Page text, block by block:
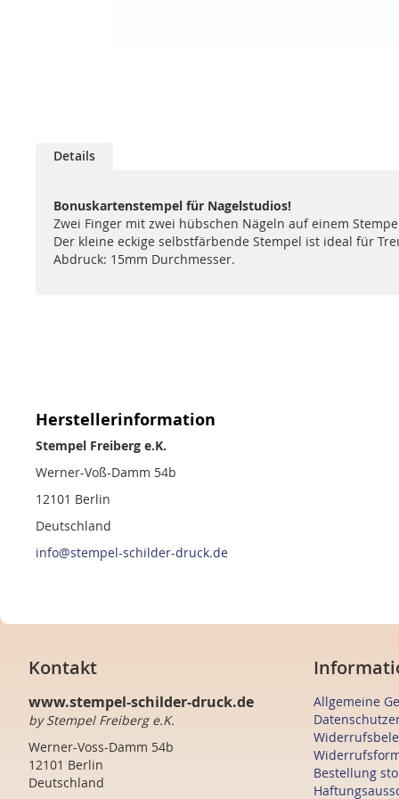
der
springen
Details
Bonuskartenstempel für Nagelstudios!
Zwei Finger mit zwei hübschen Nägeln auf einem
Der kleine eckige selbstfärbende Stempel ist ideal für
Abdruck: 15mm Durchmesser.
Herstellerinformation
Stempel Freiberg e.K.
Werner-Voß-Damm 54b
12101 Berlin
Deutschland
info@stempel-schilder-druck.de
Kontakt
www.stempel-schilder-druck.de
by Stempel Freiberg e.K.
Werner-Voss-Damm 54b
12101 Berlin
Deutschland
Allgemeine
Bestellung